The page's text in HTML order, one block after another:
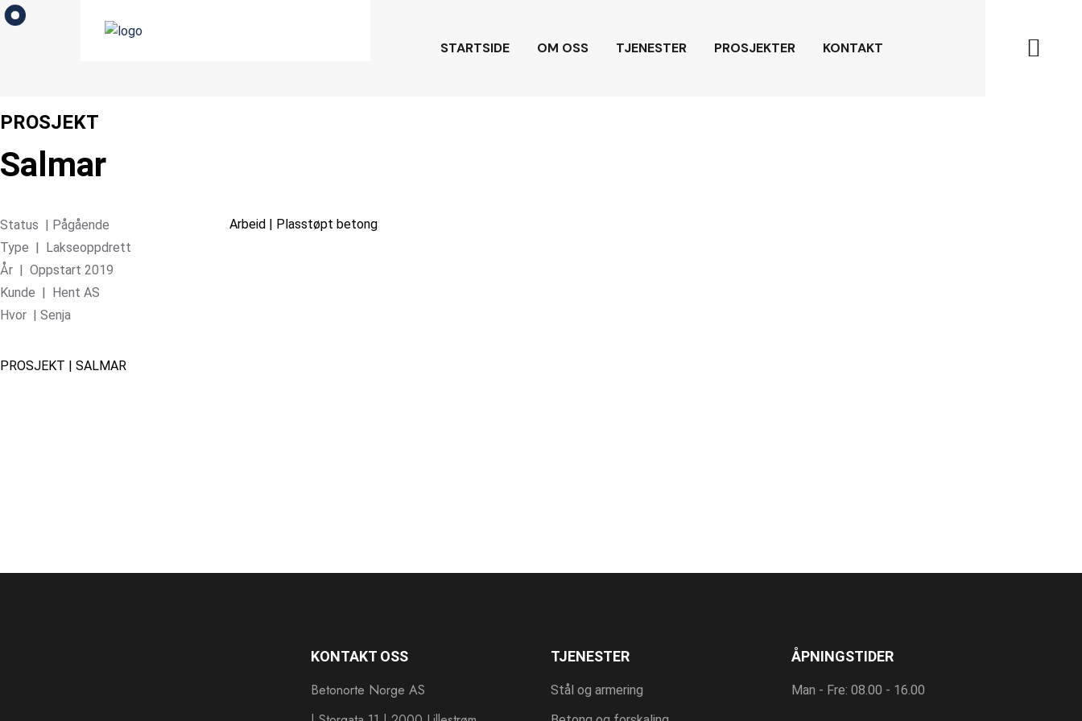
STARTSIDE OM OSS TJENESTER PROSJEKTER KONTAKT
PROSJEKT
Salmar
Status | Pågående
Type | Lakseoppdrett
År | Oppstart 2019
Kunde | Hent AS
Hvor | Senja
Arbeid | Plasstøpt betong
PROSJEKT | SALMAR
KONTAKT OSS
Betonorte Norge AS
TJENESTER
Stål og armering
ÅPNINGSTIDER
Man - Fre: 08.00 - 16.00